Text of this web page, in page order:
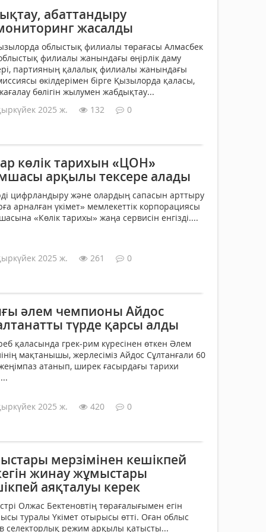
абаттандыру
жасалды
облыстық филиалы төрағасы Алмасбек
филиалы жанындағы өңірлік даму
партияның қалалық филиалы жанындағы
өкілдерімен бірге Қызылорда қаласы,
бөлігін жылумен жабдықтау...
2025 ж.
132 0
көлік тарихын «ЦОН»
арқылы тексере алады
цифрландыру және олардың сапасын арттыру
арналған үкімет» мемлекеттік корпорациясы
«Көлік тарихы» жаңа сервисін енгізді....
2025 ж. 261 0
әлем чемпионы Айдос
түрде қарсы алды
қаласында грек-рим күресінен өткен Әлем
мақтанышы, жерлесіміз Айдос Сұлтанғали 60
атанып, ширек ғасырдағы тарихи
2025 ж. 420 0
мерзімінен кешікпей
жинау жұмыстары
аяқталуы керек
Олжас Бектеновтің төрағалығымен егін
туралы Үкімет отырысы өтті. Оған облыс
селекторлық режим арқылы қатысты...